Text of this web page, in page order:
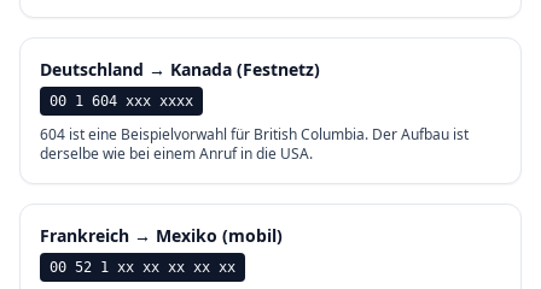
Deutschland → Kanada (Festnetz)
00 1 604 xxx xxxx
604 ist eine Beispielvorwahl für British Columbia. Der Aufbau ist
derselbe wie bei einem Anruf in die USA.
Frankreich → Mexiko (mobil)
00 52 1 xx xx xx xx xx